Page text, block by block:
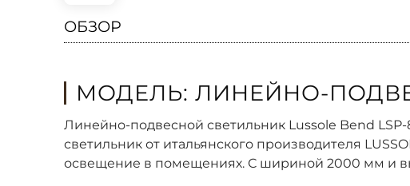
ОБЗОР
МОДЕЛЬ: ЛИНЕЙНО-
Линейно-подвесной светильник Lussole Bend
светильник от итальянского производителя
освещение в помещениях. С шириной 2000 мм и